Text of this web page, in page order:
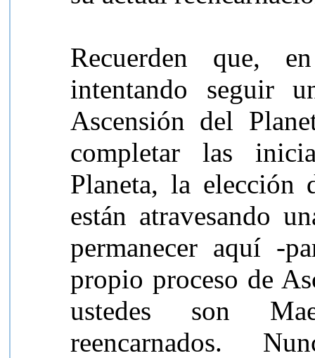
Recuerden que,
intentando seguir
Ascensión del
completar las
Planeta, la elección
están atravesando
permanecer aquí -
propio proceso de
ustedes son
reencarnados.